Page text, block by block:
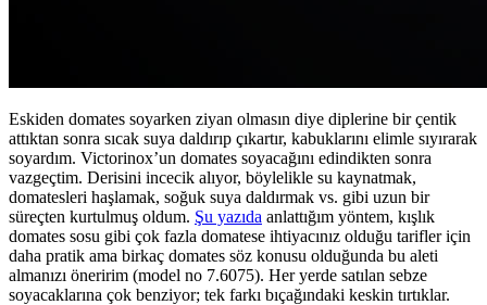
Eskiden domates soyarken ziyan olmasın diye diplerine bir çentik
attıktan sonra sıcak suya daldırıp çıkartır, kabuklarını elimle sıyırarak
soyardım. Victorinox’un domates soyacağını edindikten sonra
vazgeçtim. Derisini incecik alıyor, böylelikle su kaynatmak,
domatesleri haşlamak, soğuk suya daldırmak vs. gibi uzun bir
süreçten kurtulmuş oldum. Şu yazıda anlattığım yöntem, kışlık
domates sosu gibi çok fazla domatese ihtiyacınız olduğu tarifler için
daha pratik ama birkaç domates söz konusu olduğunda bu aleti
almanızı öneririm (model no 7.6075). Her yerde satılan sebze
soyacaklarına çok benziyor; tek farkı bıçağındaki keskin tırtıklar.